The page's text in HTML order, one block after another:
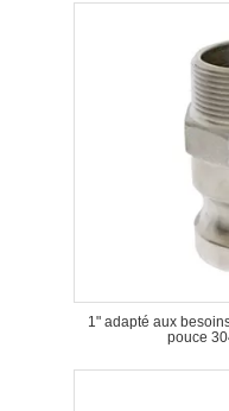
1" adapté aux
pouce